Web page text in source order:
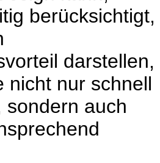
berücksichtigt,
darstellen,
nicht nur schnell
sondern auch